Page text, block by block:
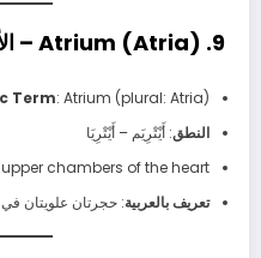
9. Atrium (Atria) – الأذين (الأذينين)
Term: Atrium (plural: Atria)
النطق: أَيْتْرِيَم – أَيْتْرِيَا
upper chambers of the heart.
تعريف بالعربية: حجرتان علويتان في